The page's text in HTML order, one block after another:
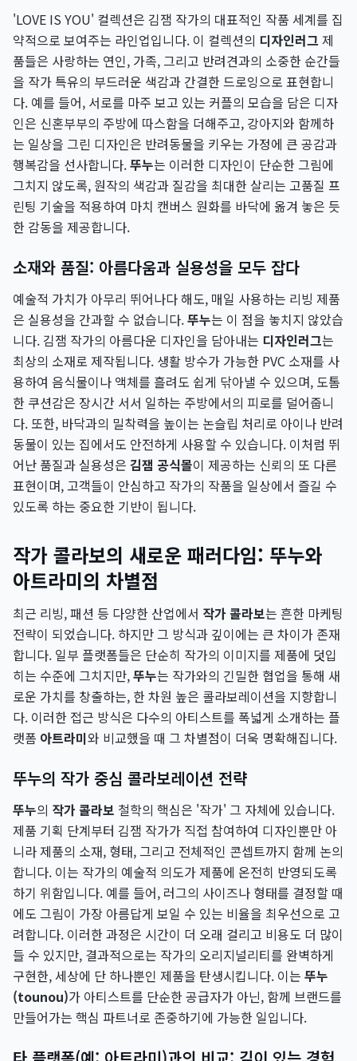
'LOVE IS YOU' 컬렉션은 김잼 작가의 대표적인 작품 세계를 집
약적으로 보여주는 라인업입니다. 이 컬렉션의 디자인러그 제
품들은 사랑하는 연인, 가족, 그리고 반려견과의 소중한 순간들
을 작가 특유의 부드러운 색감과 간결한 드로잉으로 표현합니
다. 예를 들어, 서로를 마주 보고 있는 커플의 모습을 담은 디자
인은 신혼부부의 주방에 따스함을 더해주고, 강아지와 함께하
는 일상을 그린 디자인은 반려동물을 키우는 가정에 큰 공감과
행복감을 선사합니다.뚜누는 이러한 디자인이 단순한 그림에
그치지 않도록, 원작의 색감과 질감을 최대한 살리는 고품질 프
린팅 기술을 적용하여 마치 캔버스 원화를 바닥에 옮겨 놓은 듯
한 감동을 제공합니다.
소재와 품질: 아름다움과 실용성을 모두 잡다
예술적 가치가 아무리 뛰어나다 해도, 매일 사용하는 리빙 제품
은 실용성을 간과할 수 없습니다.뚜누는 이 점을 놓치지 않았습
니다. 김잼 작가의 아름다운 디자인을 담아내는 디자인러그는
최상의 소재로 제작됩니다. 생활 방수가 가능한 PVC 소재를 사
용하여 음식물이나 액체를 흘려도 쉽게 닦아낼 수 있으며, 도톰
한 쿠션감은 장시간 서서 일하는 주방에서의 피로를 덜어줍니
다. 또한, 바닥과의 밀착력을 높이는 논슬립 처리로 아이나 반려
동물이 있는 집에서도 안전하게 사용할 수 있습니다. 이처럼 뛰
어난 품질과 실용성은 김잼 공식몰이 제공하는 신뢰의 또 다른
표현이며, 고객들이 안심하고 작가의 작품을 일상에서 즐길 수
있도록 하는 중요한 기반이 됩니다.
작가 콜라보의 새로운 패러다임: 뚜누와
아트라미의 차별점
최근 리빙, 패션 등 다양한 산업에서 작가 콜라보는 흔한 마케팅
전략이 되었습니다. 하지만 그 방식과 깊이에는 큰 차이가 존재
합니다. 일부 플랫폼들은 단순히 작가의 이미지를 제품에 덧입
히는 수준에 그치지만,뚜누는 작가와의 긴밀한 협업을 통해 새
로운 가치를 창출하는, 한 차원 높은 콜라보레이션을 지향합니
다. 이러한 접근 방식은 다수의 아티스트를 폭넓게 소개하는 플
랫폼 아트라미와 비교했을 때 그 차별점이 더욱 명확해집니다.
뚜누의 작가 중심 콜라보레이션 전략
뚜누의 작가 콜라보 철학의 핵심은 '작가' 그 자체에 있습니다.
제품 기획 단계부터 김잼 작가가 직접 참여하여 디자인뿐만 아
니라 제품의 소재, 형태, 그리고 전체적인 콘셉트까지 함께 논의
합니다. 이는 작가의 예술적 의도가 제품에 온전히 반영되도록
하기 위함입니다. 예를 들어, 러그의 사이즈나 형태를 결정할 때
에도 그림이 가장 아름답게 보일 수 있는 비율을 최우선으로 고
려합니다. 이러한 과정은 시간이 더 오래 걸리고 비용도 더 많이
들 수 있지만, 결과적으로는 작가의 오리지널리티를 완벽하게
구현한, 세상에 단 하나뿐인 제품을 탄생시킵니다. 이는 뚜누
(tounou)가 아티스트를 단순한 공급자가 아닌, 함께 브랜드를
만들어가는 핵심 파트너로 존중하기에 가능한 일입니다.